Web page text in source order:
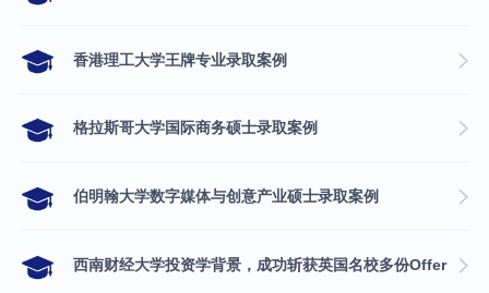
香港理工大学王牌专业录取案例
格拉斯哥大学国际商务硕士录取案例
伯明翰大学数字媒体与创意产业硕士录取案例
西南财经大学投资学背景，成功斩获英国名校多份Offer